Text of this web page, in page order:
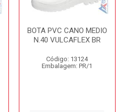
BOTA PVC CANO MEDIO
N.40 VULCAFLEX BR
Código: 13124
Embalagem: PR/1